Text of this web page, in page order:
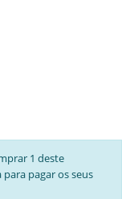
1 deste
pagar os seus